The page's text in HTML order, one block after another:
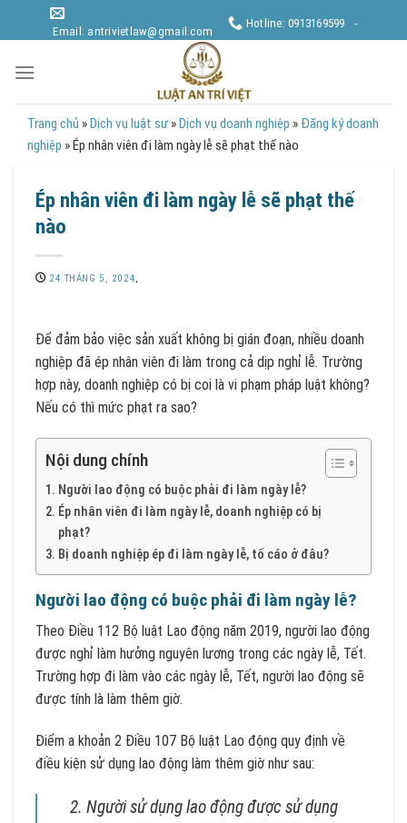
Email: antrivietlaw@gmail.com
Hotline: 0913169599 -
Trang chủ »Dịch vụ luật sư »Dịch vụ doanh nghiệp » Đăng ký doanh
nghiệp »Ép nhân viên đi làm ngày lễ sẽ phạt thế nào
Ép nhân viên đi làm ngày lễ sẽ phạt thế
nào
24 THÁNG 5, 2024,
Để đảm bảo việc sản xuất không bị gián đoạn, nhiều doanh
nghiệp đã ép nhân viên đi làm trong cả dịp nghỉ lễ. Trường
hợp này, doanh nghiệp có bị coi là vi phạm pháp luật không?
Nếu có thì mức phạt ra sao?
Nội dung chính
Người lao động có buộc phải đi làm ngày lễ?
Ép nhân viên đi làm ngày lễ, doanh nghiệp có bị
phạt?
Bị doanh nghiệp ép đi làm ngày lễ, tố cáo ở đâu?
Người lao động có buộc phải đi làm ngày lễ?
Theo Điều 112 Bộ luật Lao động năm 2019, người lao động
được nghỉ làm hưởng nguyên lương trong các ngày lễ, Tết.
Trường hợp đi làm vào các ngày lễ, Tết, người lao động sẽ
được tính là làm thêm giờ.
Điểm a khoản 2 Điều 107 Bộ luật Lao động quy định về
điều kiện sử dụng lao động làm thêm giờ như sau:
2. Người sử dụng lao động được sử dụng